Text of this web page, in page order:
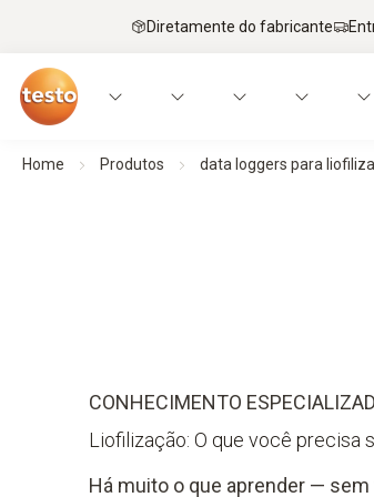
Diretamente do fabricante
Home Produtos data loggers para
CONHECIMENTO
Liofilização: O que você precisa
Há muito o que aprender —